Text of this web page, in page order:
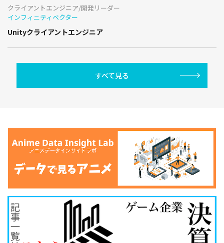
クライアントエンジニア/開発リーダー
インフィニティベクター
Unityクライアントエンジニア
すべて見る